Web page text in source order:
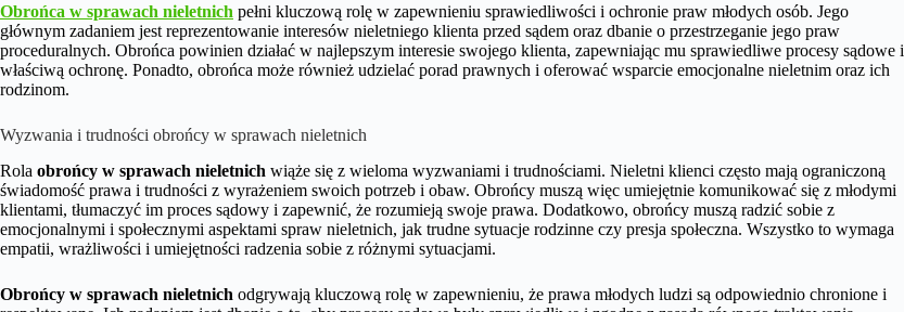
Obrońca w sprawach nieletnich pełni kluczową rolę w zapewnieniu sprawiedliwości i ochronie praw młodych osób. Jego
głównym zadaniem jest reprezentowanie interesów nieletniego klienta przed sądem oraz dbanie o przestrzeganie jego praw
proceduralnych. Obrońca powinien działać w najlepszym interesie swojego klienta, zapewniając mu sprawiedliwe procesy sądowe i
właściwą ochronę. Ponadto, obrońca może również udzielać porad prawnych i oferować wsparcie emocjonalne nieletnim oraz ich
rodzinom.
Wyzwania i trudności obrońcy w sprawach nieletnich
Rola obrońcy w sprawach nieletnich wiąże się z wieloma wyzwaniami i trudnościami. Nieletni klienci często mają ograniczoną
świadomość prawa i trudności z wyrażeniem swoich potrzeb i obaw. Obrońcy muszą więc umiejętnie komunikować się z młodymi
klientami, tłumaczyć im proces sądowy i zapewnić, że rozumieją swoje prawa. Dodatkowo, obrońcy muszą radzić sobie z
emocjonalnymi i społecznymi aspektami spraw nieletnich, jak trudne sytuacje rodzinne czy presja społeczna. Wszystko to wymaga
empatii, wrażliwości i umiejętności radzenia sobie z różnymi sytuacjami.
Obrońcy w sprawach nieletnich odgrywają kluczową rolę w zapewnieniu, że prawa młodych ludzi są odpowiednio chronione i